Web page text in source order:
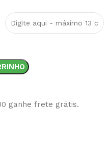
ganhe frete grátis.